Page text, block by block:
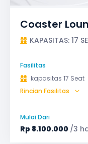
Coaster
KAPASITAS: 17
Fasilitas
kapasitas 17 Seat
GPS
TV LED & Android
Rincian Fasilitas
Mulai Dari
Rp 8.100.000 /3